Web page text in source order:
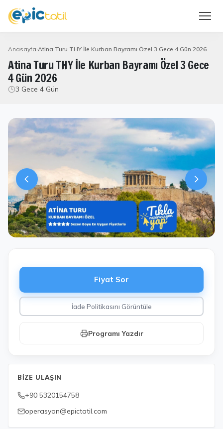
Anasayfa Atina Turu THY İle Kurban Bayramı Özel 3 Gece 4 Gün 2026
Atina Turu THY İle Kurban Bayramı Özel 3 Gece
4 Gün 2026
3 Gece 4 Gün
Fiyat Sor
İade Politikasını Görüntüle
Programı Yazdır
BIZE ULAŞIN
+90 5320154758
operasyon@epictatil.com